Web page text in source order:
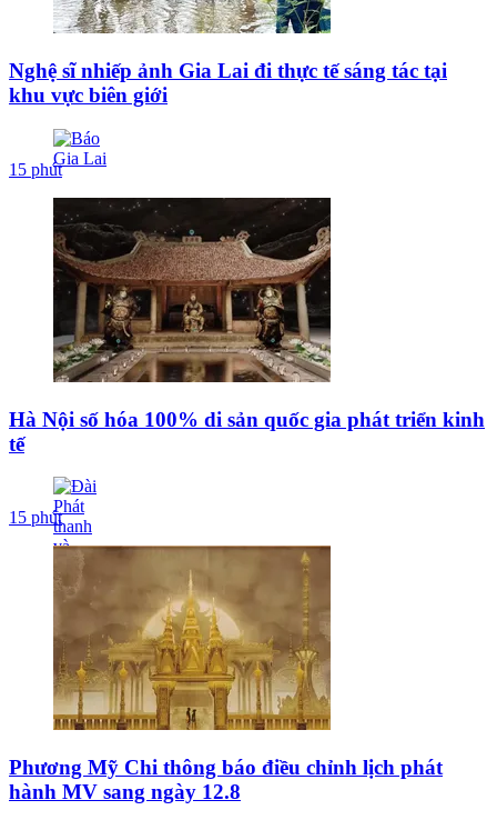
Nghệ sĩ nhiếp ảnh Gia Lai đi thực tế sáng tác tại
khu vực biên giới
15 phút
Hà Nội số hóa 100% di sản quốc gia phát triển kinh
tế
15 phút
Phương Mỹ Chi thông báo điều chỉnh lịch phát
hành MV sang ngày 12.8